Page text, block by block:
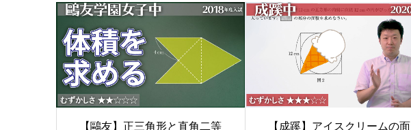
【鷗友】正三角形と直角二等 【成蹊】アイスクリームの面